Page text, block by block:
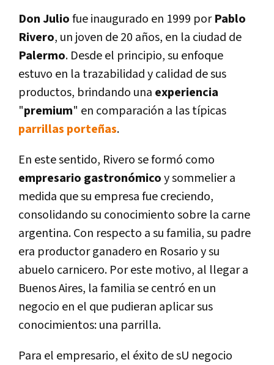
Don Juliofue inaugurado en 1999 porPablo
Rivero, un joven de 20 años, en la ciudad de
Palermo. Desde el principio, su enfoque
estuvo en la trazabilidad y calidad de sus
productos, brindando una experiencia
"premium" en comparación a las típicas
parrillas porteñas.
En este sentido, Rivero se formó como
empresario gastronómicoy sommelier a
medida que su empresa fue creciendo,
consolidando su conocimiento sobre la carne
argentina. Con respecto a su familia, su padre
era productor ganadero en Rosario y su
abuelo carnicero. Por este motivo, al llegar a
Buenos Aires, la familia se centró en un
negocio en el que pudieran aplicar sus
conocimientos: una parrilla.
Para el empresario, el éxito de sU negocio